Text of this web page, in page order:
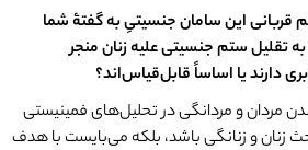
قربانی این سامان جنسیتیِ به گفتۀ شما
به تقلیل ستم جنسیتی علیه زنان منجر
دارند یا اساساً قابلقیاساند؟
مردان و مردانگی در تحلیل‌های فمینیستی
زنان و زنانگی باشد، بلکه می‌بایست با هدف